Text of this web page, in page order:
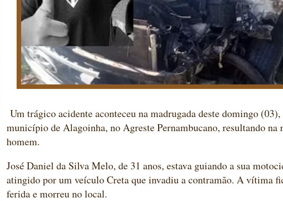
Um trágico acidente aconteceu na madrugada deste domingo
município de Alagoinha, no Agreste Pernambucano, resultando na
homem.
José Daniel da Silva Melo, de 31 anos, estava guiando a sua
atingido por um veículo Creta que invadiu a contramão. A vítima
ferida e morreu no local.